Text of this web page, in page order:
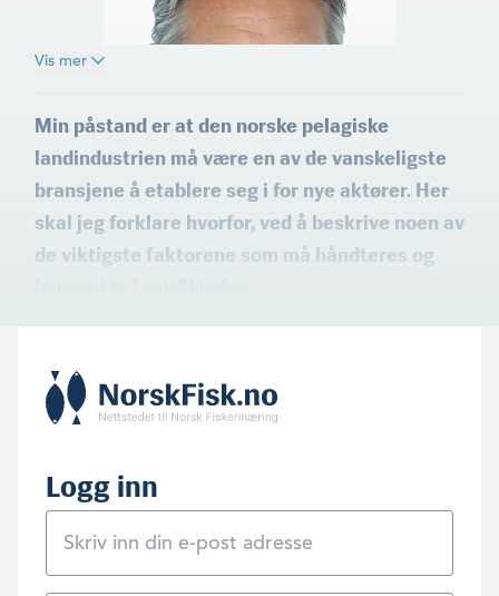
Vis mer
Min påstand er at den norske pelagiske
landindustrien må være en av de vanskeligste
bransjene å etablere seg i for nye aktører. Her
skal jeg forklare hvorfor, ved å beskrive noen av
de viktigste faktorene som må håndteres og
Logg inn